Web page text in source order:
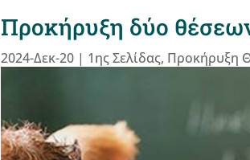
Προκήρυξη δύο
2024-Δεκ-20 | 1ης Σελίδας, Προκήρυξη